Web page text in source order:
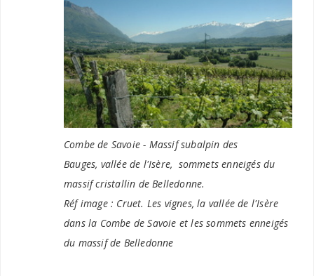
Combe de Savoie - Massif subalpin des
Bauges, vallée de l'Isère, sommets enneigés du
massif cristallin de Belledonne.
Réf image : Cruet. Les vignes, la vallée de l'Isère
dans la Combe de Savoie et les sommets enneigés
du massif de Belledonne